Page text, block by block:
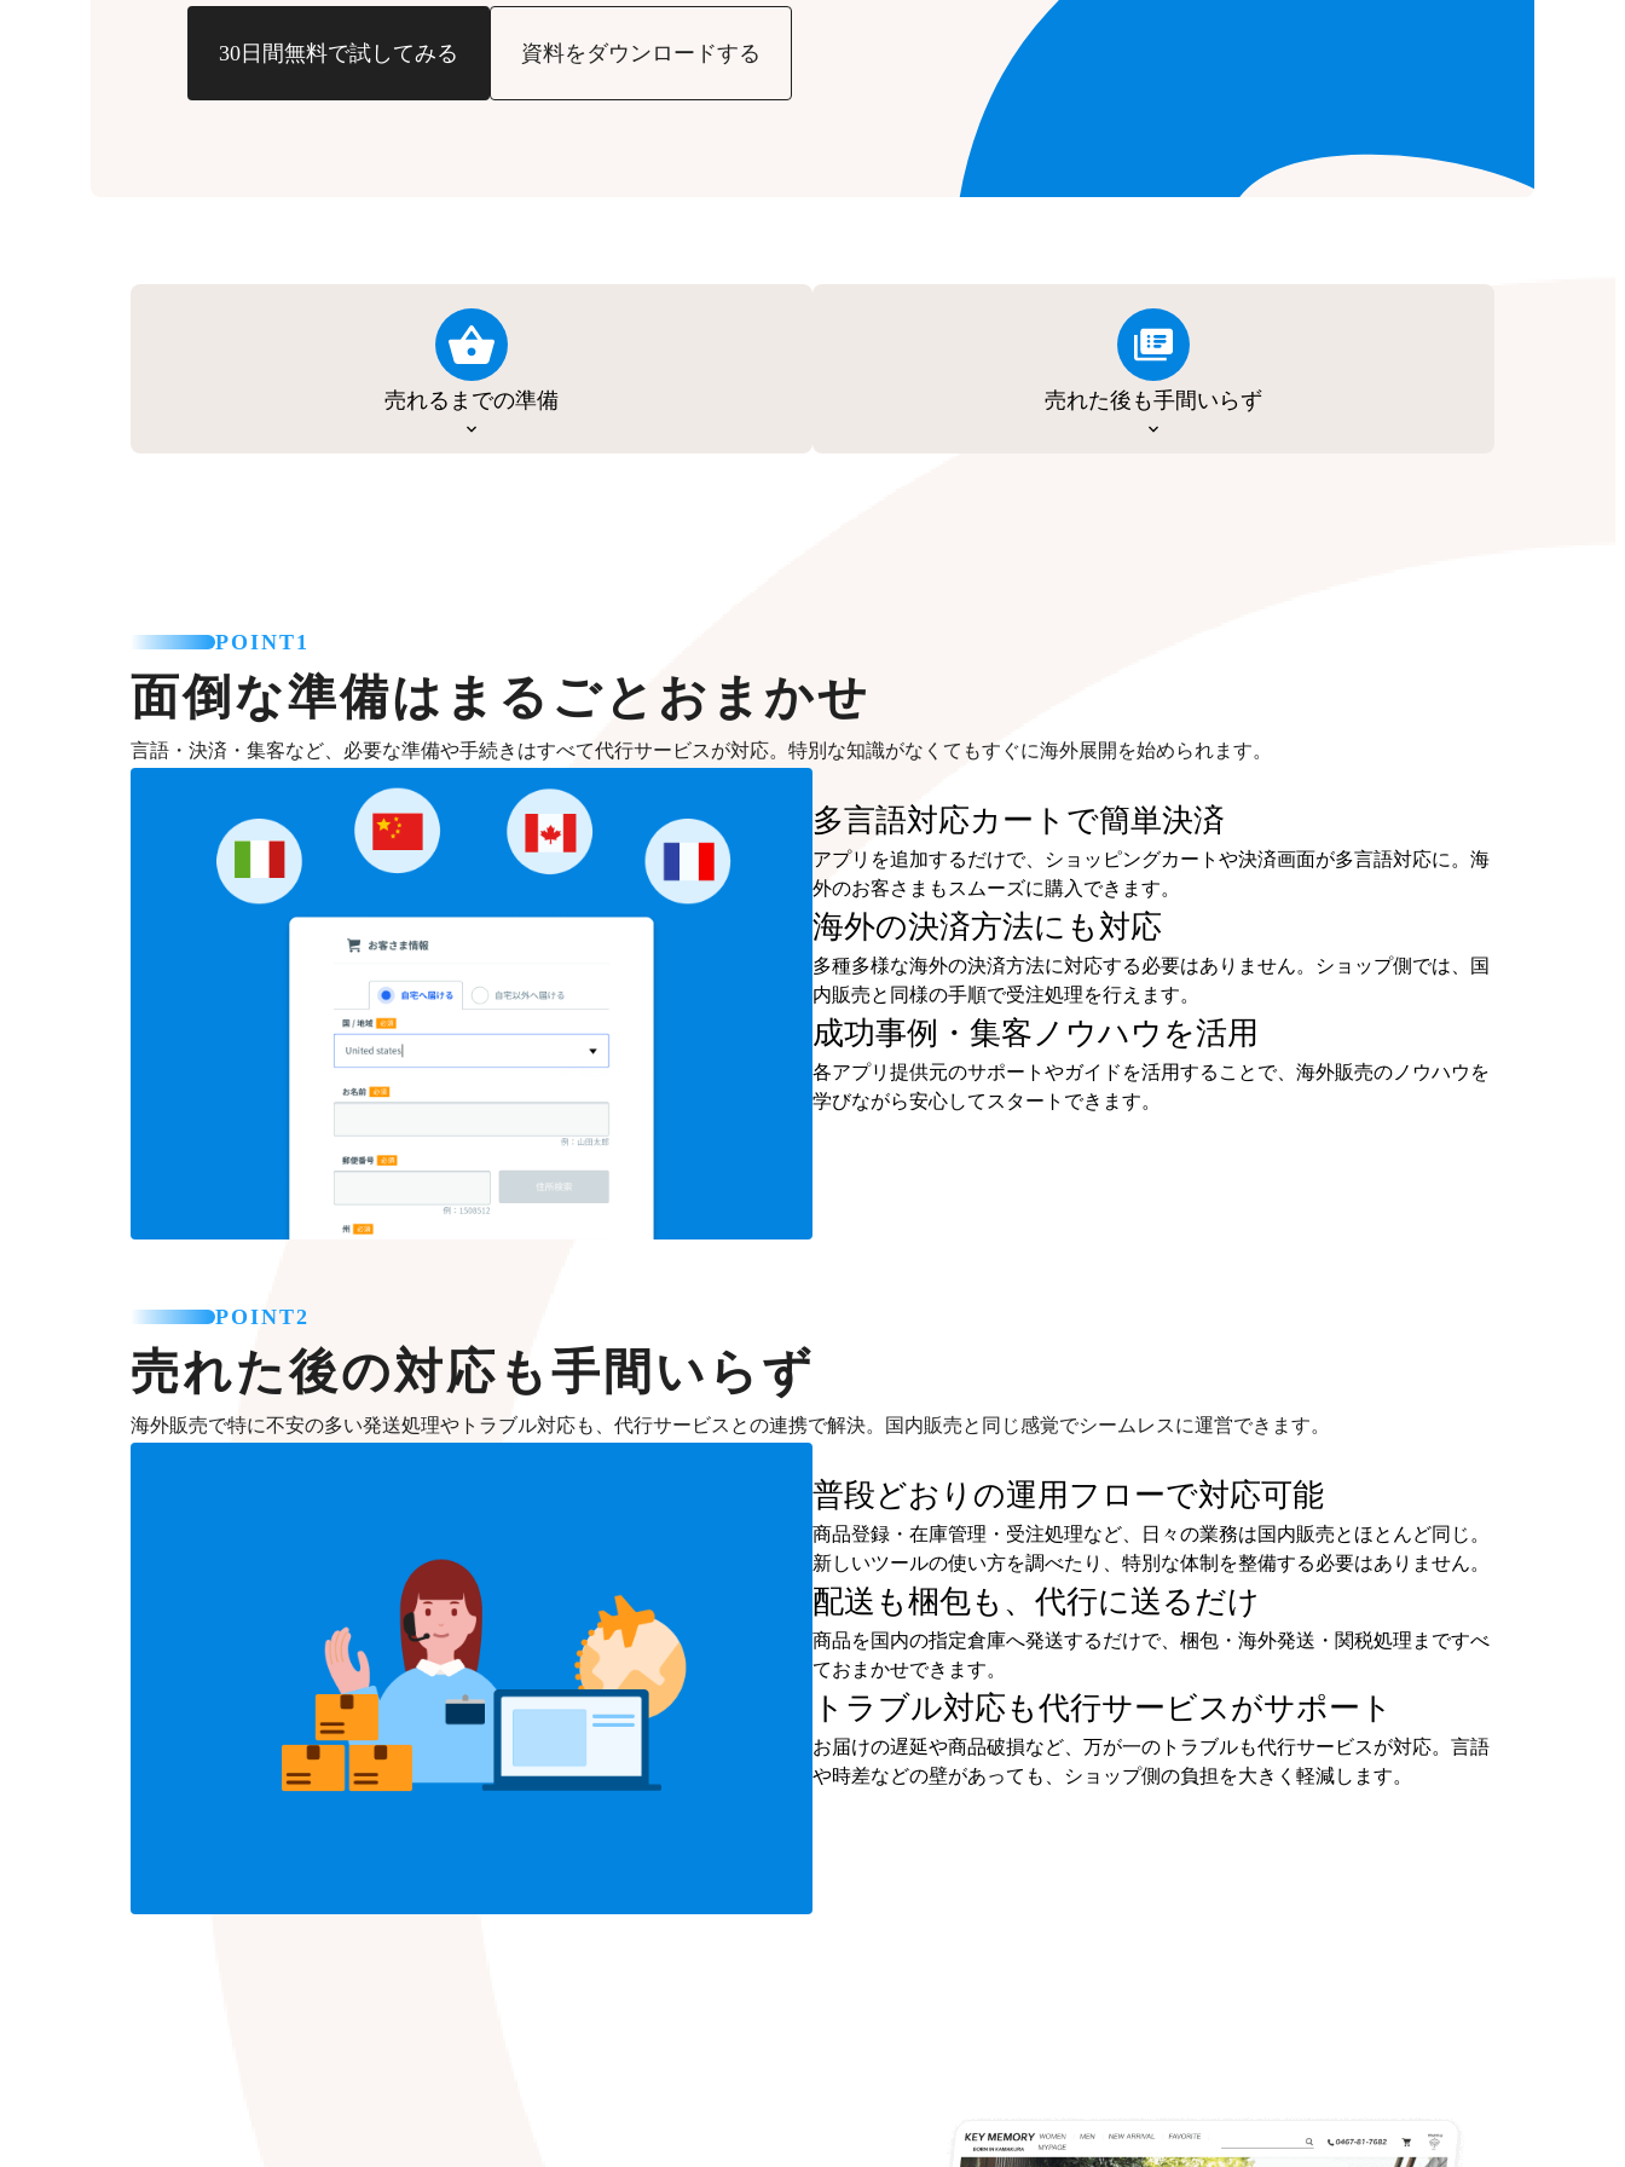
30日間無料で試してみる 資料をダウンロードする
売れるまでの準備 売れた後も手間いらず
POINT1
面倒な準備はまるごとおまかせ
言語・決済・集客など、必要な準備や手続きはすべて代行サービスが対応。特別な知識がなくてもすぐに海外展開を始められます。
多言語対応カートで簡単決済
アプリを追加するだけで、ショッピングカートや決済画面が多言語対応に。海
外のお客さまもスムーズに購入できます。
海外の決済方法にも 対応
多種多様な海外の決済方法に対応する必要はありません。ショップ側では、国
内販売と同様の手順で受注処理を行えます。
成功事例・集客ノウハウを活用
各アプリ提供元のサポートやガイドを活用することで、海外販売のノウハウを
学びながら安心してスタートできます。
POINT2
売れた後の対応も手間いらず
海外販売で特に不安の多い発送処理やトラブル対応も、代行サービスとの連携で解決。国内販売と同じ感覚でシームレスに運営できます。
普段どおりの運用フローで対応可能
商品登録・在庫管理・受注処理など、日々の業務は国内販売とほとんど同じ。
新しいツールの使い方を調べたり、特別な体制を整備する必要はありません。
配送も梱包も、 代行に送るだけ
商品を国内の指定倉庫へ発送するだけで、梱包・海外発送・関税処理まですべ
ておまかせできます。
トラブル対応も代行サービスがサポート
お届けの遅延や商品破損など、万が一のトラブルも代行サービスが対応。言語
や時差などの壁があっても、ショップ側の負担を大きく軽減します。